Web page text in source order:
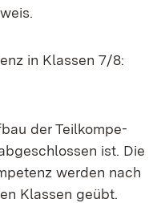
in Klas­sen 7/8:
derTeil­kom­pe­
ist. Die
wer­den nach
Klas­sen ge­übt.